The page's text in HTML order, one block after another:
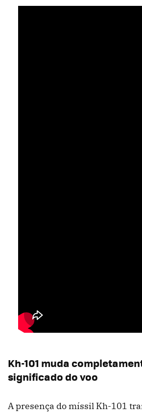
Kh-101 muda
significado do voo
A presença do míssil Kh-101